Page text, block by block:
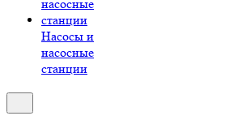
Насосы и
насосные
станции